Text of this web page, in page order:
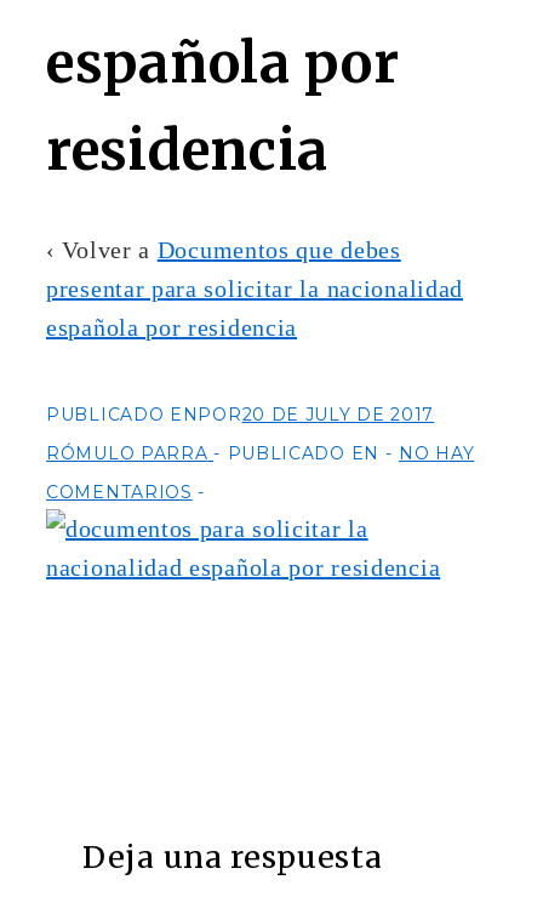
española por
residencia
‹ Volver a Documentos que debes
presentar para solicitar la nacionalidad
española por residencia
PUBLICADO ENPOR20 DE JULY DE 2017
RÓMULO PARRA
PUBLICADO EN
NO HAY
COMENTARIOS
Deja una respuesta